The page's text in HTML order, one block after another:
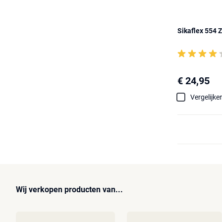
Sikaflex 554
€ 24,95
Wij verkopen producten van...